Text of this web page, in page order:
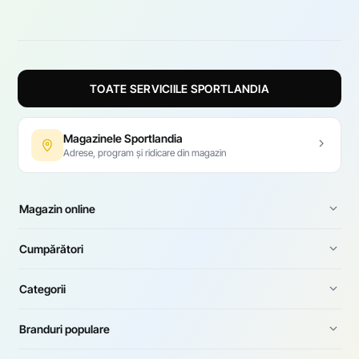
TOATE SERVICIILE SPORTLANDIA
Magazinele Sportlandia
Adrese, program și ridicare din magazin
Magazin online
Cumpărători
Categorii
Branduri populare